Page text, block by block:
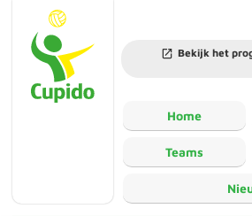
Bekijk het
Home
Teams